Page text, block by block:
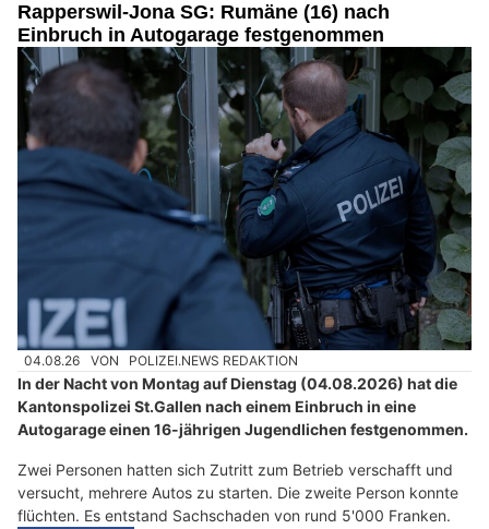
Rapperswil-Jona SG: Rumäne (16) nach
Einbruch in Autogarage festgenommen
04.08.26 VON POLIZEI.NEWS REDAKTION
In der Nacht von Montag auf Dienstag (04.08.2026) hat die
Kantonspolizei St.Gallen nach einem Einbruch in eine
Autogarage einen 16-jährigen Jugendlichen festgenommen.
Zwei Personen hatten sich Zutritt zum Betrieb verschafft und
versucht, mehrere Autos zu starten. Die zweite Person konnte
flüchten. Es entstand Sachschaden von rund 5'000 Franken.